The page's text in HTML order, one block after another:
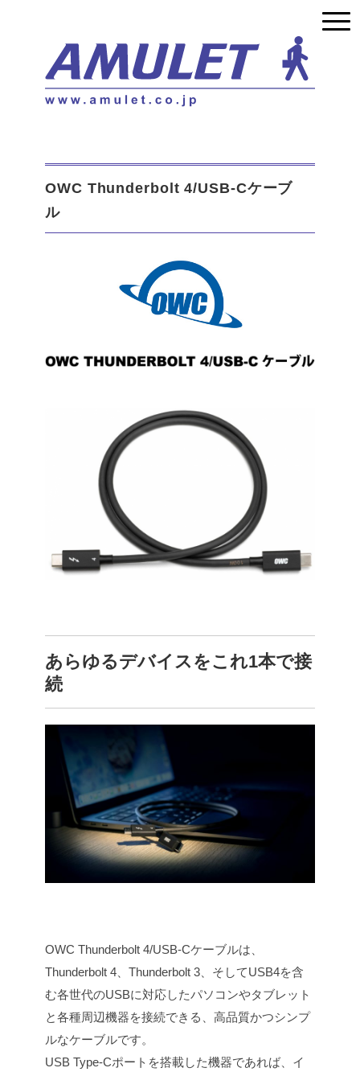
OWC Thunderbolt 4/USB-Cケーブ
ル
あらゆるデバイスをこれ1本で接
続
OWC Thunderbolt 4/USB-Cケーブルは、
Thunderbolt 4、Thunderbolt 3、そしてUSB4を含
む各世代のUSBに対応したパソコンやタブレット
と各種周辺機器を接続できる、高品質かつシンプ
ルなケーブルです。
USB Type-Cポートを搭載した機器であれば、イ